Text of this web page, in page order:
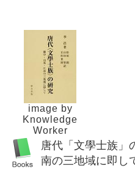
image by
Knowledge
Worker
唐代「文學士族」
南の三地域に即し